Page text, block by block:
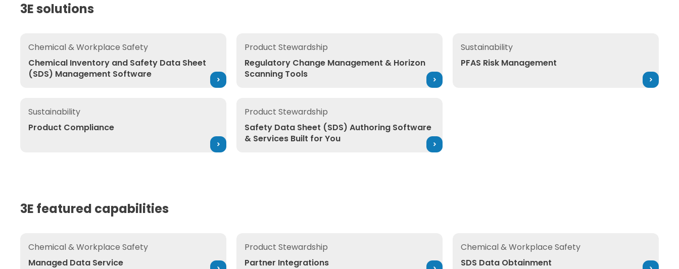
3E solutions
Chemical & Workplace Safety
Chemical Inventory and Safety Data Sheet
(SDS) Management Software
Product Stewardship
Regulatory Change Management & Horizon
Scanning Tools
Sustainability
PFAS Risk Management
Sustainability
Product Compliance
Product Stewardship
Safety Data Sheet (SDS) Authoring Software
& Services Built for You
3E featured capabilities
Chemical & Workplace Safety
Managed Data Service
Product Stewardship
Partner Integrations
Chemical & Workplace Safety
SDS Data Obtainment